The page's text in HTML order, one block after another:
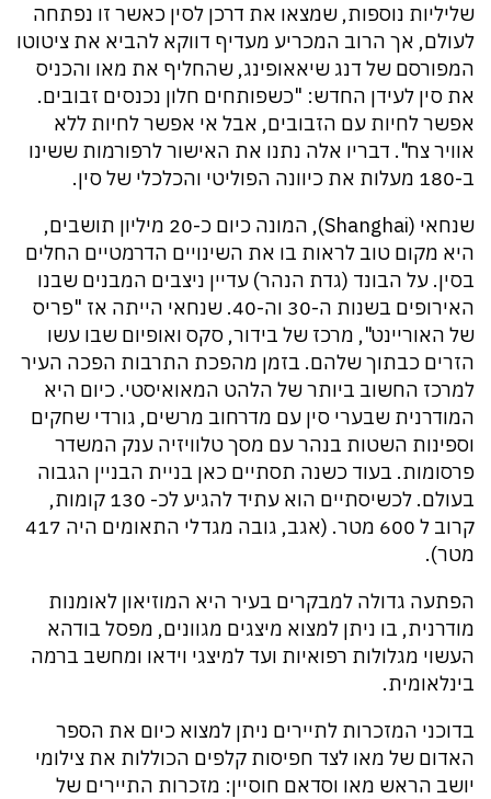
שליליות נוספות, שמצאו את דרכן לסין כאשר זו נפתחה
לעולם, אך הרוב המכריע מעדיף דווקא להביא את ציטוטו
המפורסם של דנג שיאאופינג, שהחליף את מאו והכניס
את סין לעידן החדש: "כשפותחים חלון נכנסים זבובים.
אפשר לחיות עם הזבובים, אבל אי אפשר לחיות ללא
אוויר צח". דבריו אלה נתנו את האישור לרפורמות ששינו
ב-180 מעלות את כיוונה הפוליטי והכלכלי של סין.
שנחאי (Shanghai), המונה כיום כ-20 מיליון תושבים,
היא מקום טוב לראות בו את השינויים הדרמטיים החלים
בסין. על הבונד (גדת הנהר) עדיין ניצבים המבנים שבנו
האירופים בשנות ה-30 וה-40. שנחאי הייתה אז "פריס
של האוריינט", מרכז של בידור, סקס ואופיום שבו עשו
הזרים כבתוך שלהם. בזמן מהפכת התרבות הפכה העיר
למרכז החשוב ביותר של הלהט המאואיסטי. כיום היא
המודרנית שבערי סין עם מדרחוב מרשים, גורדי שחקים
וספינות השטות בנהר עם מסך טלוויזיה ענק המשדר
פרסומות. בעוד כשנה תסתיים כאן בניית הבניין הגבוה
בעולם. לכשיסתיים הוא עתיד להגיע לכ- 130 קומות,
קרוב ל 600 מטר. (אגב, גובה מגדלי התאומים היה 417
מטר).
הפתעה גדולה למבקרים בעיר היא המוזיאון לאומנות
מודרנית, בו ניתן למצוא מיצגים מגוונים, מפסל בודהא
העשוי מגלולות רפואיות ועד למיצגי וידאו ומחשב ברמה
בינלאומית.
בדוכני המזכרות לתיירים ניתן למצוא כיום את הספר
האדום של מאו לצד חפיסות קלפים הכוללות את צילומי
יושב הראש מאו וסדאם חוסיין: מזכרות התיירים של